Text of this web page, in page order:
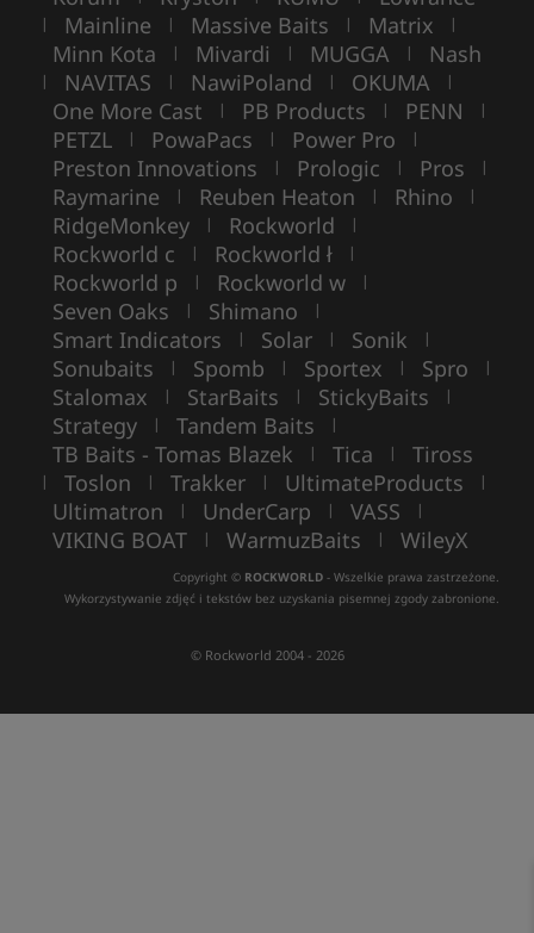
| Mainline | Massive Baits | Matrix |
Minn Kota | Mivardi | MUGGA | Nash
| NAVITAS | NawiPoland | OKUMA |
One More Cast | PB Products | PENN |
PETZL | PowaPacs | Power Pro |
Preston Innovations | Prologic | Pros |
Raymarine | Reuben Heaton | Rhino |
RidgeMonkey | Rockworld |
Rockworld c | Rockworld ł |
Rockworld p | Rockworld w |
Seven Oaks | Shimano |
Smart Indicators | Solar | Sonik |
Sonubaits | Spomb | Sportex | Spro |
Stalomax | StarBaits | StickyBaits |
Strategy | Tandem Baits |
TB Baits - Tomas Blazek | Tica | Tiross
| Toslon | Trakker | UltimateProducts |
Ultimatron | UnderCarp | VASS |
VIKING BOAT | WarmuzBaits | WileyX
Copyright © ROCKWORLD - Wszelkie prawa zastrzeżone.
Wykorzystywanie zdjęć i tekstów bez uzyskania pisemnej zgody zabronione.
© Rockworld 2004 - 2026